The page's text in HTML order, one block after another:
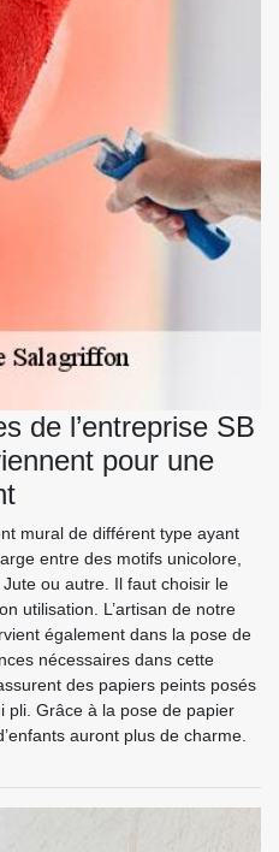
de l’entreprise SB
pour une
mural de différent type ayant
entre des motifs unicolore,
ou autre. Il faut choisir le
utilisation. L’artisan de notre
également dans la pose de
nécessaires dans cette
des papiers peints posés
pli. Grâce à la pose de papier
auront plus de charme.